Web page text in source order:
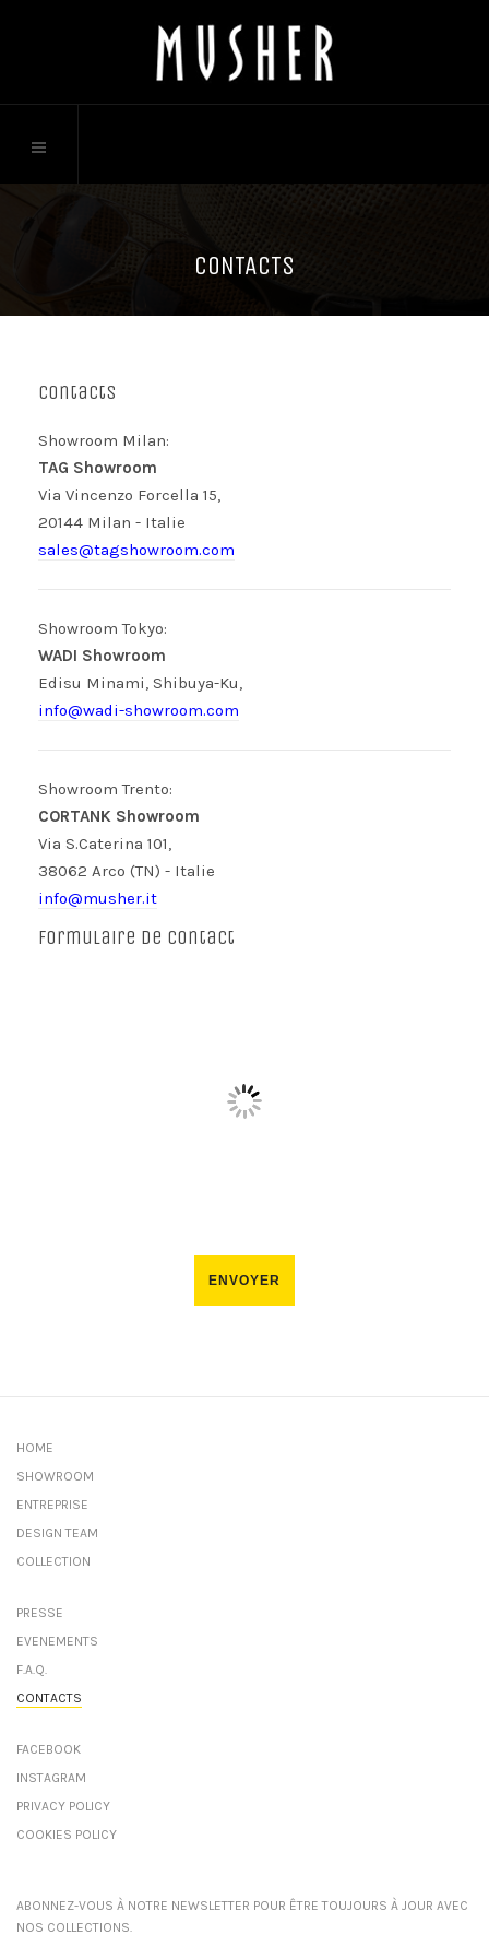
CONTACTS
Contacts
Showroom Milan:
TAG Showroom
Via Vincenzo Forcella 15,
20144 Milan - Italie
sales@tagshowroom.com
Showroom Tokyo:
WADI Showroom
Edisu Minami, Shibuya-Ku,
info@wadi-showroom.com
Showroom Trento:
CORTANK Showroom
Via S.Caterina 101,
38062 Arco (TN) - Italie
info@musher.it
Formulaire de contact
ENVOYER
HOME
SHOWROOM
ENTREPRISE
DESIGN TEAM
COLLECTION
PRESSE
EVENEMENTS
F.A.Q.
CONTACTS
FACEBOOK
INSTAGRAM
PRIVACY POLICY
COOKIES POLICY
ABONNEZ-VOUS À NOTRE NEWSLETTER POUR ÊTRE TOUJOURS À JOUR AVEC
NOS COLLECTIONS.